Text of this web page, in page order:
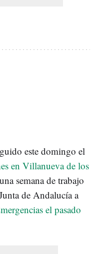
este domingo el
en Villanueva de los
semana de trabajo
de Andalucía a
el pasado